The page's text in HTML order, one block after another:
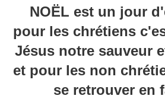
NOËL est un jour
pour les chrétiens
Jésus notre sauveur
et pour les non
se retrouver en